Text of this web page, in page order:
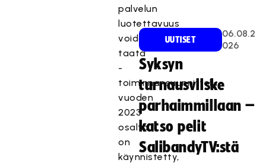
palvelun
luotettavuus
voidaan
taata
-
toiminnansuunnittelu
vuoden
2023
osalta
on
käynnistetty,
UUTISET
06.08.2
026
Syksyn
turnausvilske
parhaimmillaan –
katso pelit
SalibandyTV:stä